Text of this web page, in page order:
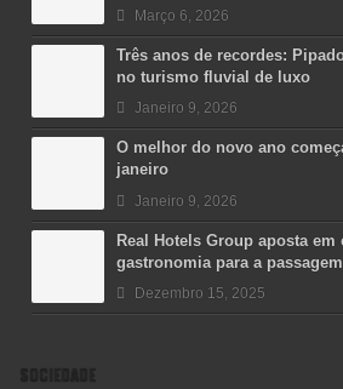
Março 6, 2026
Três anos de recordes:
no turismo fluvial de luxo
Janeiro 9, 2026
O melhor do novo ano
janeiro
Janeiro 9, 2026
Real Hotels Group aposta
gastronomia para a
Dezembro 15, 2025
SOCIEDADE